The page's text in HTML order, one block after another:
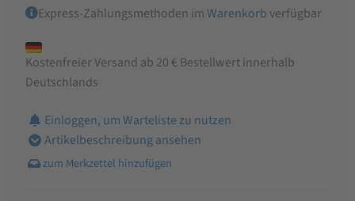
Express-Zahlungsmethoden imWarenkorb verfügbar
Kostenfreier Versand ab 20 € Bestellwert innerhalb
Deutschlands
Einloggen, um Warteliste zu nutzen
Artikelbeschreibung ansehen